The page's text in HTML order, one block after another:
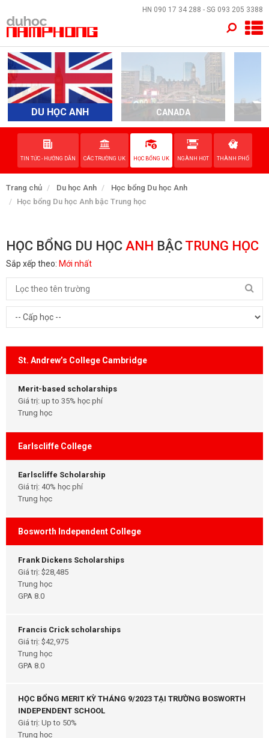
HN 090 17 34 288 - SG 093 205 3388
DU HỌC ANH CANADA
TIN TỨC - HƯỚNG DẪN CÁC TRƯỜNG UK HỌC BỔNG UK NGÀNH HOT THÀNH PHỐ
Trang chủ Du học Anh
Học bổng Du học Anh
Học bổng Du học Anh bậc Trung học
HỌC BỔNG DU HỌC ANH BẬC TRUNG HỌC
Sắp xếp theo: Mới nhất
St. Andrew’s College Cambridge
Merit-based scholarships
Giá trị: up to 35% học phí
Trung học
Earlscliffe College
Earlscliffe Scholarship
Giá trị: 40% học phí
Trung học
Bosworth Independent College
Frank Dickens Scholarships
Giá trị: $28,485
Trung học
GPA 8.0
Francis Crick scholarships
Giá trị: $42,975
Trung học
GPA 8.0
HỌC BỔNG MERIT KỲ THÁNG 9/2023 TẠI TRƯỜNG BOSWORTH
INDEPENDENT SCHOOL
Giá trị: Up to 50%
Trung học
×
TRANG CHỦ
QUỐC GIA
EVENTS
DỊCH VỤ
VỀ NAM PHONG
LIÊN HỆ